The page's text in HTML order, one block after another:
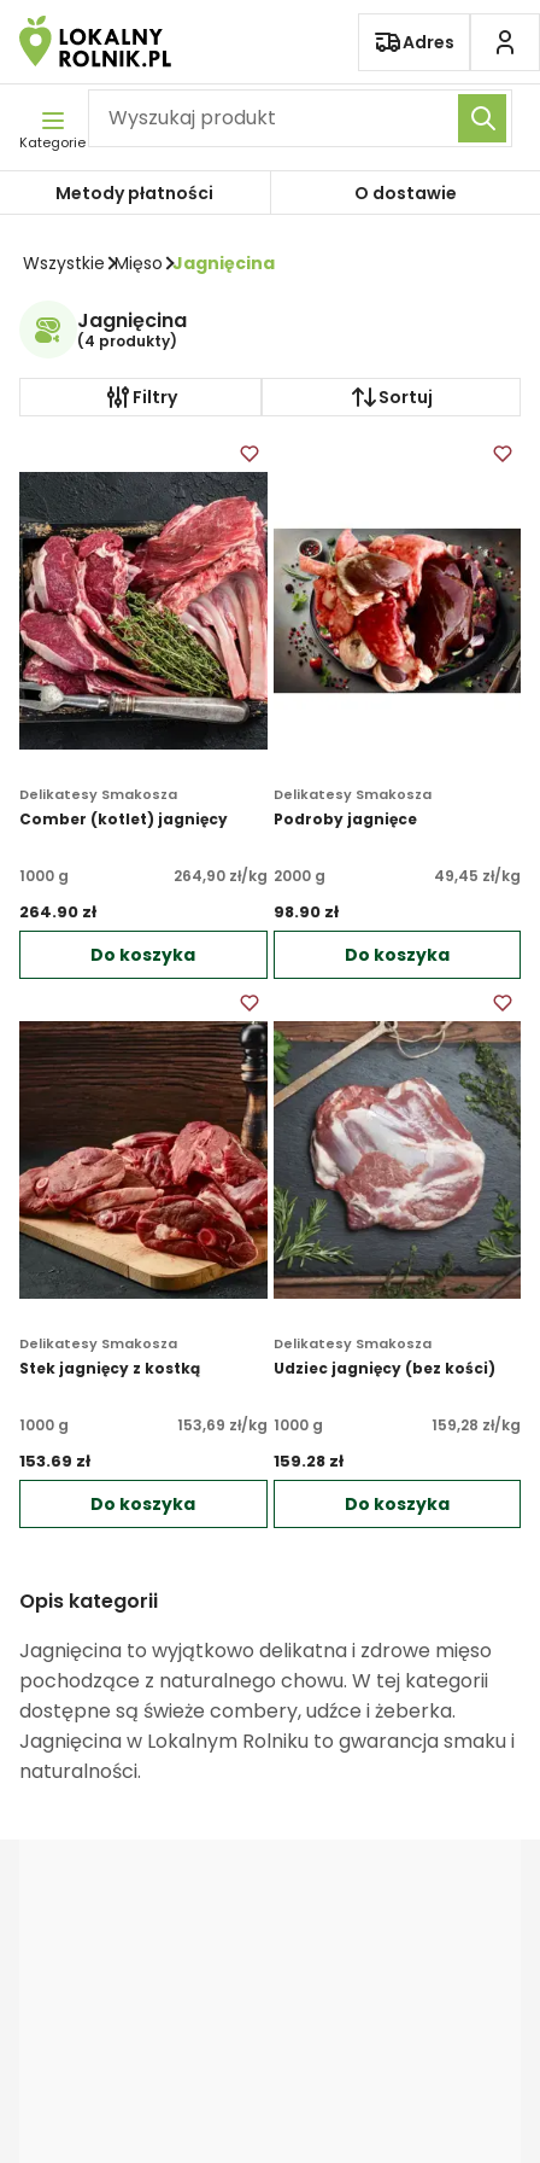
Pomiń nawigację
Adres
Kategorie
Metody płatności O dostawie
Wszystkie Mięso Jagnięcina
Jagnięcina
(4 produkty)
Filtry Sortuj
Delikatesy Smakosza
Comber (kotlet) jagnięcy
1000 g 264,90 zł/kg
264.90 zł
Do koszyka
Delikatesy Smakosza
Podroby jagnięce
2000 g 49,45 zł/kg
98.90 zł
Do koszyka
Delikatesy Smakosza
Stek jagnięcy z kostką
1000 g 153,69 zł/kg
153.69 zł
Do koszyka
Delikatesy Smakosza
Udziec jagnięcy (bez kości)
1000 g 159,28 zł/kg
159.28 zł
Do koszyka
Opis kategorii
Jagnięcina to wyjątkowo delikatna i zdrowe mięso
pochodzące z naturalnego chowu. W tej kategorii
dostępne są świeże combery, udźce i żeberka.
Jagnięcina w Lokalnym Rolniku to gwarancja smaku i
naturalności.